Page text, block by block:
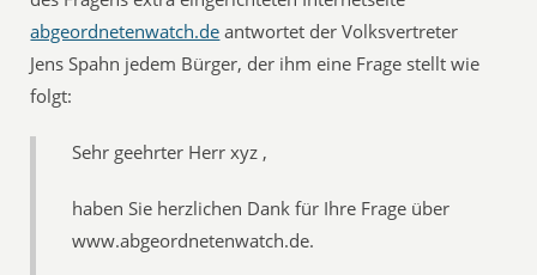
abgeordnetenwatch.de antwortet der Volksvertreter
Jens Spahn jedem Bürger, der ihm eine Frage stellt wie
folgt:
Sehr geehrter Herr xyz ,
haben Sie herzlichen Dank für Ihre Frage über
www.abgeordnetenwatch.de.